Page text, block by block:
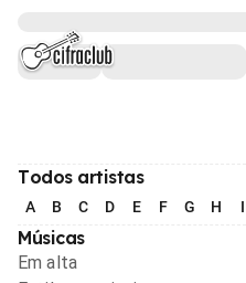
Todos artistas
A B C D E F G H I
Músicas
Em alta